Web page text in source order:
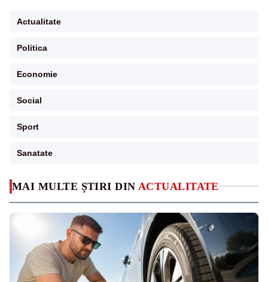
MAI MULTE ȘTIRI DIN ACTUALITATE
Actualitate
Politica
Economie
Social
Sport
Sanatate